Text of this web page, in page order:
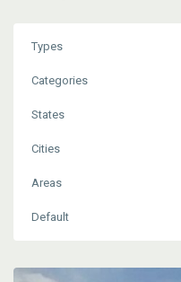
Types
Categories
States
Cities
Areas
Default